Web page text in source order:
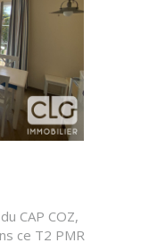
CAP COZ,
ce T2 PMR